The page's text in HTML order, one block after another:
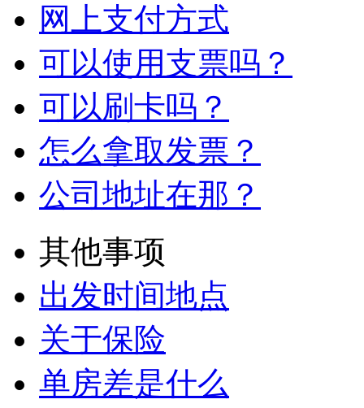
网上支付方式
可以使用支票吗？
可以刷卡吗？
怎么拿取发票？
公司地址在那？
其他事项
出发时间地点
关于保险
单房差是什么